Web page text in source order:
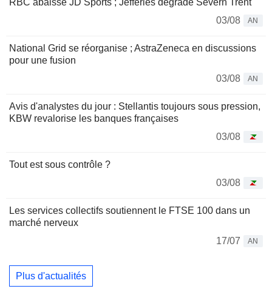
RBC abaisse JD Sports ; Jefferies dégrade Severn Trent
03/08
AN
National Grid se réorganise ; AstraZeneca en discussions
pour une fusion
03/08
AN
Avis d'analystes du jour : Stellantis toujours sous pression,
KBW revalorise les banques françaises
03/08
Tout est sous contrôle ?
03/08
Les services collectifs soutiennent le FTSE 100 dans un
marché nerveux
17/07
AN
Plus d'actualités